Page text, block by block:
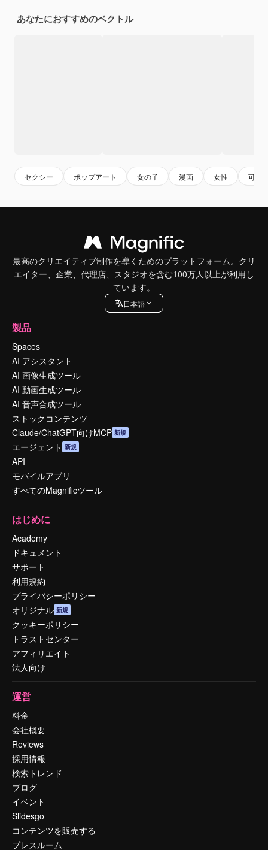
あなたにおすすめのベクトル
セクシー ポップアート 女の子 漫画 女性 可愛
最高のクリエイティブ制作を導くためのプラットフォーム。クリ
エイター、企業、代理店、スタジオを含む100万人以上が利用し
ています。
日本語
製品
Spaces
AI アシスタント
AI 画像生成ツール
AI 動画生成ツール
AI 音声合成ツール
ストックコンテンツ
Claude/ChatGPT向けMCP 新規
エージェント 新規
API
モバイルアプリ
すべてのMagnificツール
はじめに
Academy
ドキュメント
サポート
利用規約
プライバシーポリシー
オリジナル 新規
クッキーポリシー
トラストセンター
アフィリエイト
法人向け
運営
料金
会社概要
Reviews
採用情報
検索トレンド
ブログ
イベント
Slidesgo
コンテンツを販売する
プレスルーム